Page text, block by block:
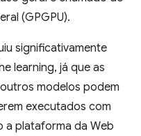
(GPGPU).
significativamente
learning, já que as
modelos podem
executados com
a plataforma da Web